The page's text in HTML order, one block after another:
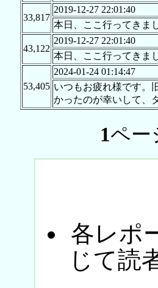
33,817
2019-12-27 22:01:40
本日、ここ行ってきま
43,122
2019-12-27 22:01:40
本日、ここ行ってきま
53,405
2024-01-24 01:14:47
いつもお疲れ様です。
かったのが幸いして、
1ペー
各レポ
じて読